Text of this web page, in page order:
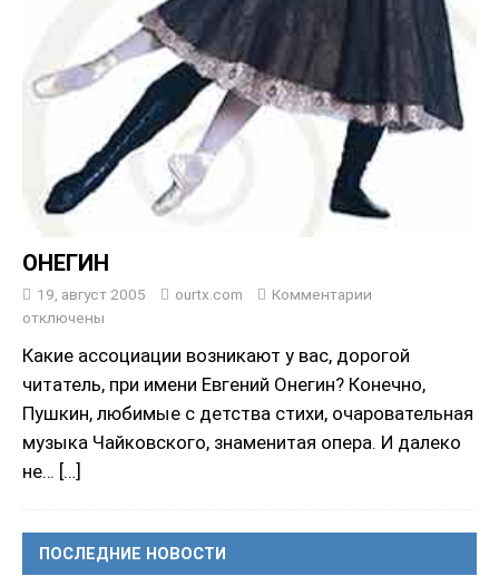
ОНЕГИН
19, август 2005 ourtx.com
Комментарии
отключены
Какие ассоциaции возникают у вас, дорогой
читатель, при имени Евгений Онегин? Конечно,
Пушкин, любимые с детства стихи, очаровательная
музыка Чайковского, знаменитая опера. И далеко
не… […]
ПОСЛЕДНИЕ НОВОСТИ